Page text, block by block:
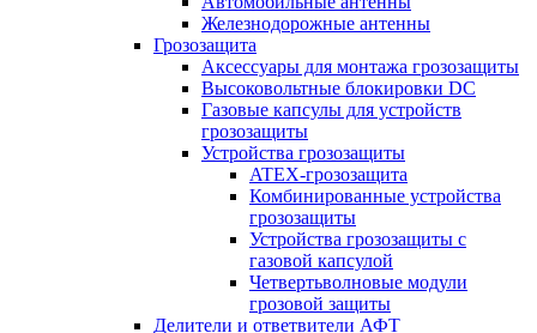
Железнодорожные антенны
Грозозащита
Аксессуары для монтажа грозозащиты
Высоковольтные блокировки DC
Газовые капсулы для устройств
грозозащиты
Устройства грозозащиты
ATEX-грозозащита
Комбинированные устройства
грозозащиты
Устройства грозозащиты с
газовой капсулой
Четвертьволновые модули
грозовой защиты
Делители и ответвители АФТ